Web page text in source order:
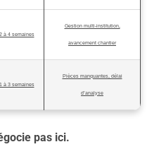
2 à 4 semaines
Gestion multi-institution,
avancement chantier
1 à 3 semaines
Pièces manquantes, délai
d’analyse
pas ici.